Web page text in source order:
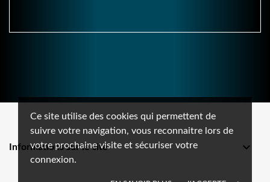
Ce site utilise des cookies qui permettent de
suivre votre navigation, vous reconnaitre lors de
votre prochaine visite et sécuriser votre
connexion.
Informations sur le site 